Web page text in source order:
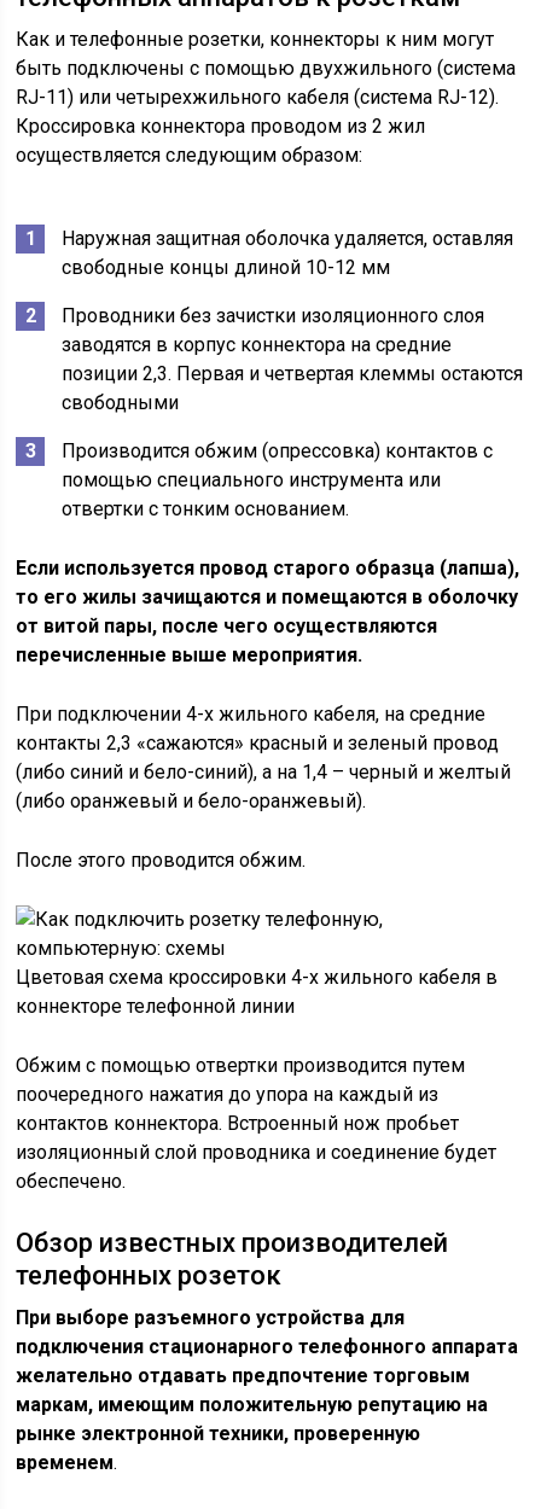
Как и телефонные розетки, коннекторы к ним могут
быть подключены с помощью двухжильного (система
RJ-11) или четырехжильного кабеля (система RJ-12).
Кроссировка коннектора проводом из 2 жил
осуществляется следующим образом:
Наружная защитная оболочка удаляется, оставляя
свободные концы длиной 10-12 мм
Проводники без зачистки изоляционного слоя
заводятся в корпус коннектора на средние
позиции 2,3. Первая и четвертая клеммы остаются
свободными
Производится обжим (опрессовка) контактов с
помощью специального инструмента или
отвертки с тонким основанием.
Если используется провод старого образца (лапша),
то его жилы зачищаются и помещаются в оболочку
от витой пары, после чего осуществляются
перечисленные выше мероприятия.
При подключении 4-х жильного кабеля, на средние
контакты 2,3 «сажаются» красный и зеленый провод
(либо синий и бело-синий), а на 1,4 – черный и желтый
(либо оранжевый и бело-оранжевый).
После этого проводится обжим.
Цветовая схема кроссировки 4-х жильного кабеля в
коннекторе телефонной линии
Обжим с помощью отвертки производится путем
поочередного нажатия до упора на каждый из
контактов коннектора. Встроенный нож пробьет
изоляционный слой проводника и соединение будет
обеспечено.
Обзор известных производителей
телефонных розеток
При выборе разъемного устройства для
подключения стационарного телефонного аппарата
желательно отдавать предпочтение торговым
маркам, имеющим положительную репутацию на
рынке электронной техники, проверенную
временем.